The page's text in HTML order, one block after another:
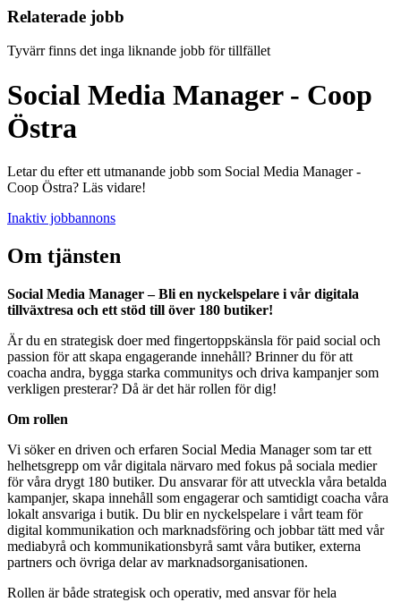
Relaterade jobb
Tyvärr finns det inga liknande jobb för tillfället
Social Media Manager - Coop
Östra
Letar du efter ett utmanande jobb som Social Media Manager -
Coop Östra? Läs vidare!
Inaktiv jobbannons
Om tjänsten
Social Media Manager – Bli en nyckelspelare i vår digitala
tillväxtresa och ett stöd till över 180 butiker!
Är du en strategisk doer med fingertoppskänsla för paid social och
passion för att skapa engagerande innehåll? Brinner du för att
coacha andra, bygga starka communitys och driva kampanjer som
verkligen presterar? Då är det här rollen för dig!
Om rollen
Vi söker en driven och erfaren Social Media Manager som tar ett
helhetsgrepp om vår digitala närvaro med fokus på sociala medier
för våra drygt 180 butiker. Du ansvarar för att utveckla våra betalda
kampanjer, skapa innehåll som engagerar och samtidigt coacha våra
lokalt ansvariga i butik. Du blir en nyckelspelare i vårt team för
digital kommunikation och marknadsföring och jobbar tätt med vår
mediabyrå och kommunikationsbyrå samt våra butiker, externa
partners och övriga delar av marknadsorganisationen.
Rollen är både strategisk och operativ, med ansvar för hela